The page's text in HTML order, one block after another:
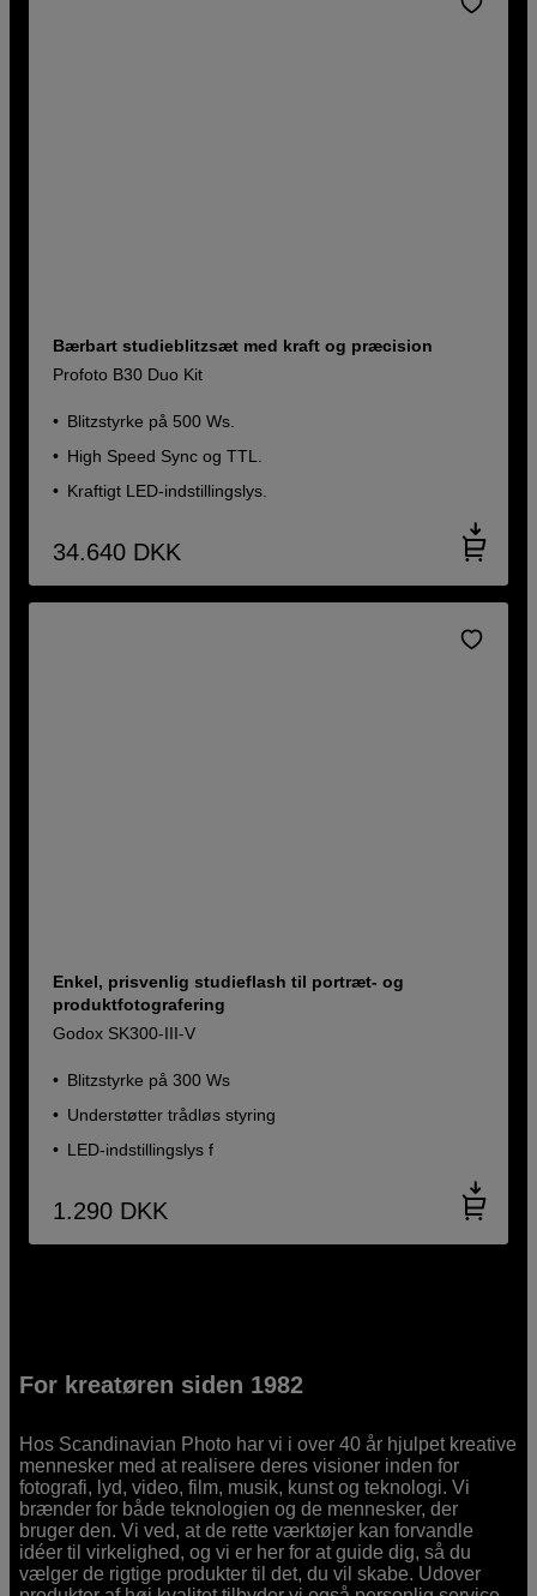
Bærbart studieblitzsæt med kraft og præcision
Profoto B30 Duo Kit
Blitzstyrke på 500 Ws.
High Speed Sync og TTL.
Kraftigt LED-indstillingslys.
34.640 DKK
Enkel, prisvenlig studieflash til portræt- og
produktfotografering
Godox SK300-III-V
Blitzstyrke på 300 Ws
Understøtter trådløs styring
LED-indstillingslys f
1.290 DKK
For kreatøren siden 1982
Hos Scandinavian Photo har vi i over 40 år hjulpet kreative
mennesker med at realisere deres visioner inden for
fotografi, lyd, video, film, musik, kunst og teknologi. Vi
brænder for både teknologien og de mennesker, der
bruger den. Vi ved, at de rette værktøjer kan forvandle
idéer til virkelighed, og vi er her for at guide dig, så du
vælger de rigtige produkter til det, du vil skabe. Udover